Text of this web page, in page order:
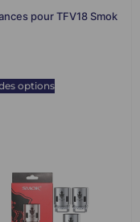
pour TFV18 Smok
options